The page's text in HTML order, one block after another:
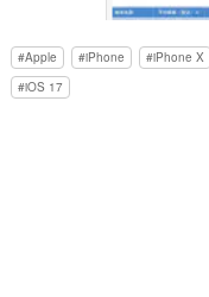
Apple iPhone iPhone X
iOS 17